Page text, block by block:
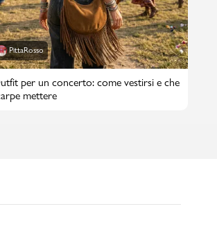
PittaRosso
per un concerto: come vestirsi e che
mettere